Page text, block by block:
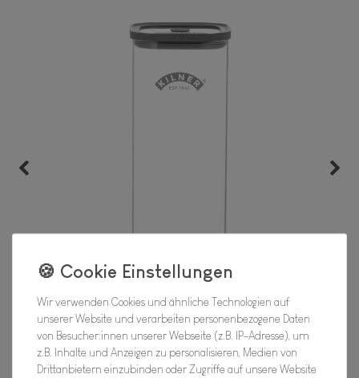
Wir verwenden Cookies und ähnliche Technologien auf
unserer Website und verarbeiten personenbezogene Daten
von Besucher:innen unserer Webseite (z.B. IP-Adresse), um
z.B. Inhalte und Anzeigen zu personalisieren, Medien von
Drittanbietern einzubinden oder Zugriffe auf unsere Website